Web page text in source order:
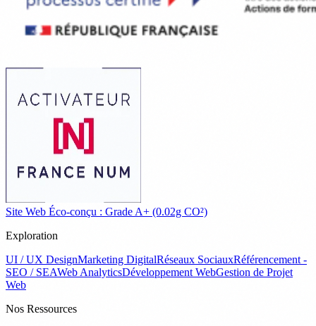
Site Web Éco-conçu : Grade A+ (0.02g CO²)
Exploration
UI / UX DesignMarketing DigitalRéseaux SociauxRéférencement -
SEO / SEAWeb AnalyticsDéveloppement WebGestion de Projet
Web
Nos Ressources